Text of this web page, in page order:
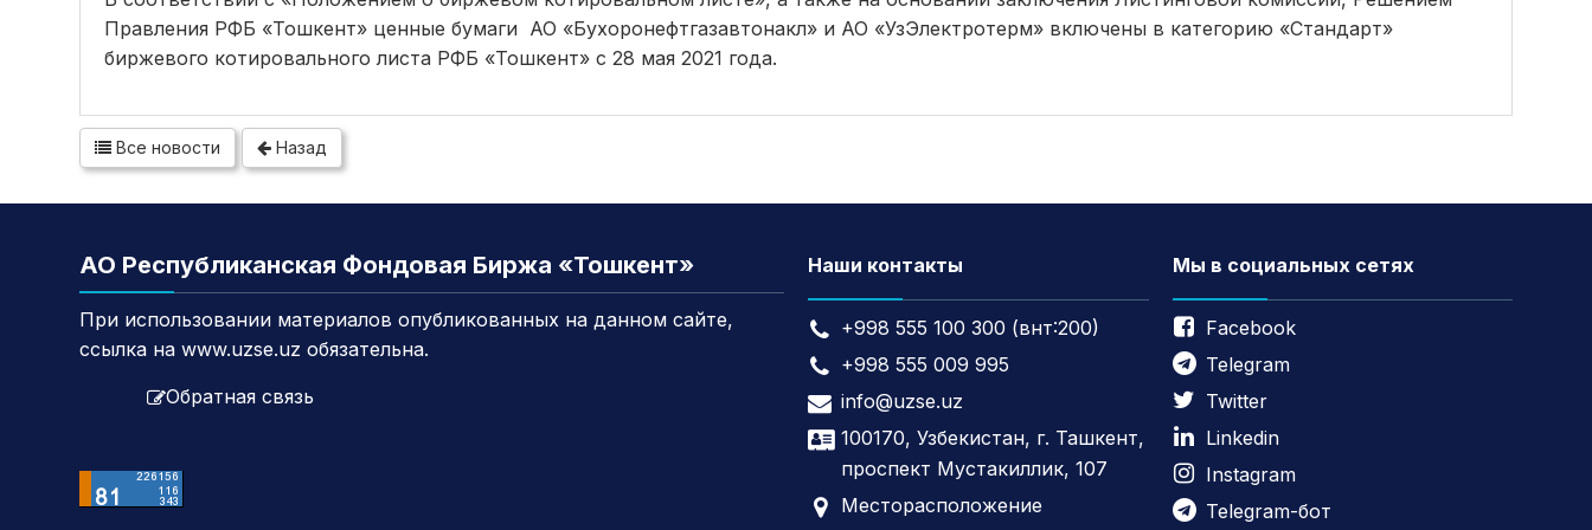
Правления РФБ «Тошкент» ценные бумаги АО «Бухоронефтгазавтонакл» и АО «УзЭлектротерм» включены в категорию «Стандарт»
биржевого котировального листа РФБ «Тошкент» с 28 мая 2021 года.
Все новости Назад
АО Республиканская Фондовая Биржа «Тошкент»
При использовании материалов опубликованных на данном сайте,
ссылка на www.uzse.uz обязательна.
Обратная связь
Наши контакты
+998 555 100 300 (внт:200)
+998 555 009 995
info@uzse.uz
100170, Узбекистан, г. Ташкент,
проспект Мустакиллик, 107
Месторасположение
Мы в социальных сетях
Facebook
Telegram
Twitter
Linkedin
Instagram
Telegram-бот